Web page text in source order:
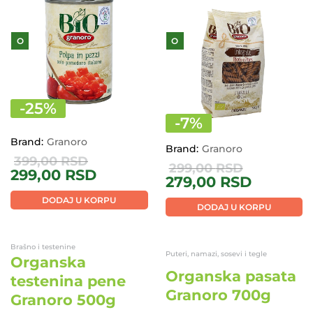
O
-25%
Brand: Granoro
299,00 RSD
399,00RSD
DODAJ U KORPU
O
-7%
Brand: Granoro
279,00 RSD
299,00RSD
DODAJ U KORPU
Brašno i testenine
Organska
testenina pene
Granoro 500g
Puteri, namazi, sosevi i tegle
Organska pasata
Granoro 700g